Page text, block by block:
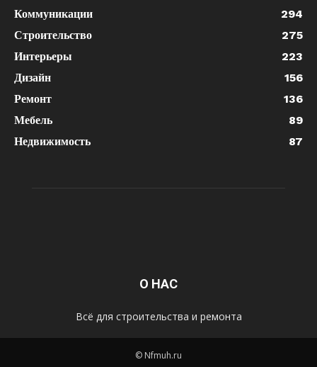
Коммуникации
294
Строительство
275
Интерьеры
223
Дизайн
156
Ремонт
136
Мебель
89
Недвижимость
87
О НАС
Всё для строительства и ремонта
© Nfmuh.ru